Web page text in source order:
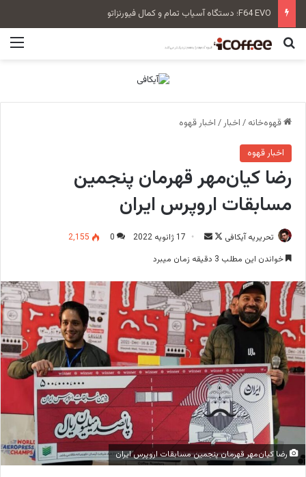
سن‌رمو زویی بلند Tall Cup
جستجو برای
قهوه‌خانه / اخبار / اخبار قهوه
اخبار قهوه
رضا کیان‌مهر قهرمان پنجمین
مسابقات اروپرس ایران
تحریریه آیکافی
F
l
o
w
o
n
X
ا
ل
ا
ی
م
ی
ل
17 ژانویه 2022 0
2,155
خواندن این مطلب 3 دقیقه زمان میبرد
رضا کیان‌مهر قهرمان پنجمین مسابقات اروپرس ایران